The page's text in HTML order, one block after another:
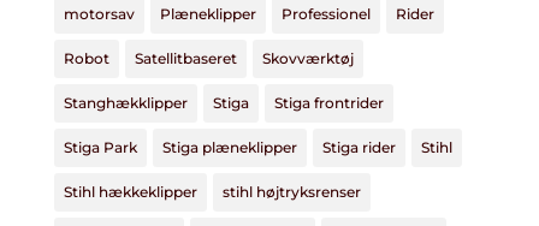
motorsav Plæneklipper Professionel Rider
Robot Satellitbaseret Skovværktøj
Stanghækklipper Stiga Stiga frontrider
Stiga Park Stiga plæneklipper Stiga rider Stihl
Stihl hækkeklipper stihl højtryksrenser